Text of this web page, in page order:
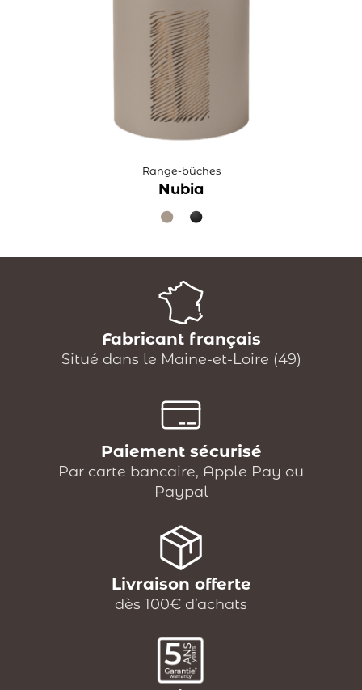
Range-bûches
Nubia
Fabricant français
Situé dans le Maine-et-Loire (49)
Paiement sécurisé
Par carte bancaire, Apple Pay ou
Paypal
Livraison offerte
dès 100€ d’achats